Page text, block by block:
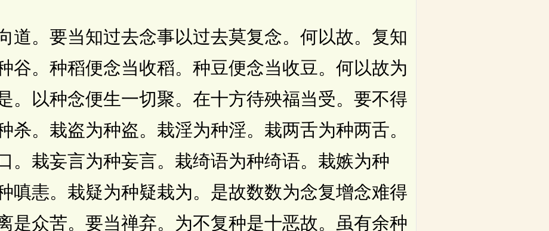
要当知过去念事以过去莫复念。何以故。复知
谷。种稻便念当收稻。种豆便念当收豆。何以故为
。以种念便生一切聚。在十方待殃福当受。要不得
杀。栽盗为种盗。栽淫为种淫。栽两舌为种两舌。
。栽妄言为种妄言。栽绮语为种绮语。栽嫉为种
嗔恚。栽疑为种疑栽为。是故数数为念复增念难得
是众苦。要当禅弃。为不复种是十恶故。虽有余种